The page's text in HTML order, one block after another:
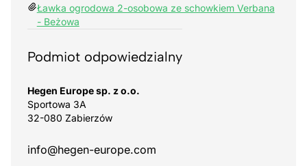
Ławka ogrodowa 2-osobowa ze schowkiem Verbana
- Beżowa
Podmiot odpowiedzialny
Hegen Europe sp. z o.o.
Sportowa 3A
32-080 Zabierzów
info@hegen-europe.com